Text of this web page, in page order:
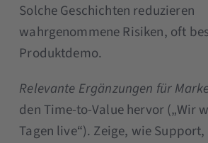
Solche Geschichten reduzieren
wahrgenommene Risiken, oft
Produktdemo.
Relevante Ergänzungen für
den Time-to-Value hervor („Wir
Tagen live“). Zeige, wie Support,